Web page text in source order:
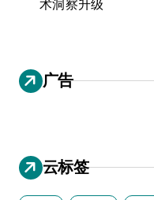
术洞察升级
广告
云标签